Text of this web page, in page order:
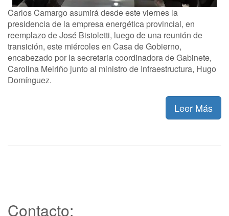
Carlos Camargo asumirá desde este viernes la
presidencia de la empresa energética provincial, en
reemplazo de José Bistoletti, luego de una reunión de
transición, este miércoles en Casa de Gobierno,
encabezado por la secretaria coordinadora de Gabinete,
Carolina Meiriño junto al ministro de Infraestructura, Hugo
Domínguez.
Leer Más
Contacto: